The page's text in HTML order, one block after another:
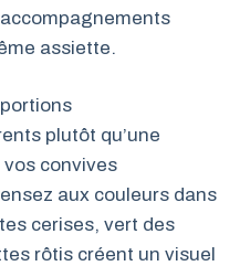
assiette.
plutôt qu’une
vos convives
aux couleurs dans
cerises, vert des
rôtis créent un visuel